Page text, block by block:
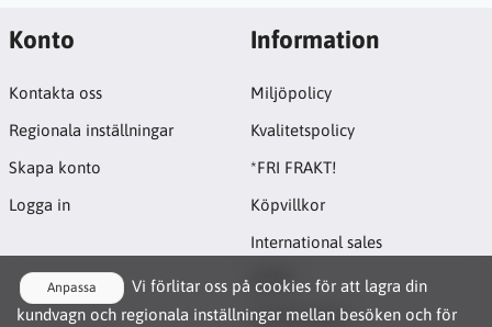
Anpassa
Vi förlitar oss på cookies för att lagra din
kundvagn och regionala inställningar mellan besöken och för
Konto
Kontakta oss
Regionala inställningar
Skapa konto
Logga in
Information
Miljöpolicy
Kvalitetspolicy
*FRI FRAKT!
Köpvillkor
International sales
GDPR
Cookie-policy